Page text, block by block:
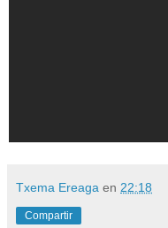
Txema Ereaga en 22:18
Compartir